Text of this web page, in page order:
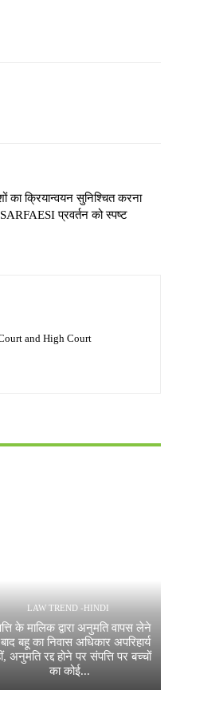
क्रियान्वयन सुनिश्चित करना
SARFAESI प्रवर्तन को स्पष्ट
and High Court
LAW TREND -HINDI
के मालिक द्वारा अनुमति वापस लेने
बहू का निवास अधिकार अपरिहार्य
अनुमति रद्द होने पर संपत्ति पर बच्चों
का कोई...